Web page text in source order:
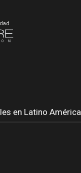
en Latino América